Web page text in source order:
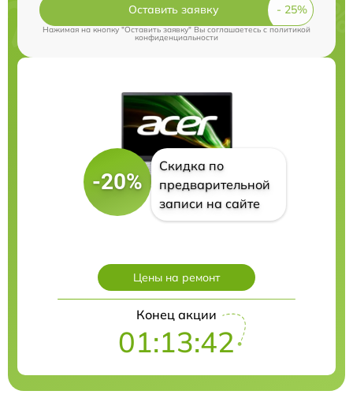
Оставить заявку
Нажимая на кнопку "Оставить заявку" Вы соглашаетесь cполитикой
конфиденциальности
-20%
Скидка по
предварительной
записи на сайте
Цены на ремонт
Конец акции
01:13:41